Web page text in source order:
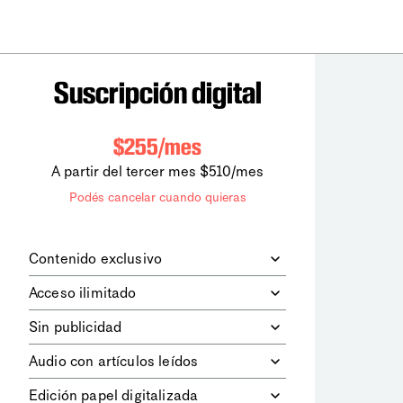
Suscripción digital
$255/mes
A partir del tercer mes $510/mes
Podés cancelar cuando quieras
Contenido exclusivo
digitales dela diaria
los contenidos de Le Monde
diplomatique.
Acceso ilimitado
contenidos.
Sin publicidad
publicitarios.
Audio con artículos leídos
Edición papel digitalizada